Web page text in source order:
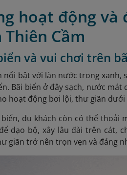
hoạt động
Cầm
và vui chơi trên
nổi bật với làn nước trong
Bãi biển ở đây sạch, nước
hoạt động bơi lội, thư giãn
du khách còn có thể thoải
dạo bộ, xây lâu đài trên cát,
giãn trở nên trọn vẹn và đáng